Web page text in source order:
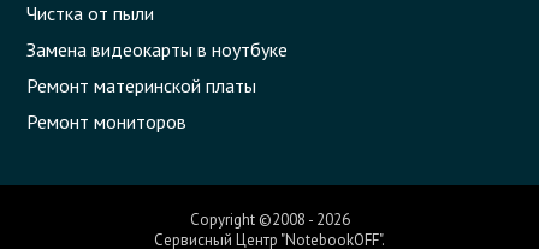
Чистка от пыли
Замена видеокарты в ноутбуке
Ремонт материнской платы
Ремонт мониторов
Copyright ©2008 - 2026
Сервисный Центр "NotebookOFF".